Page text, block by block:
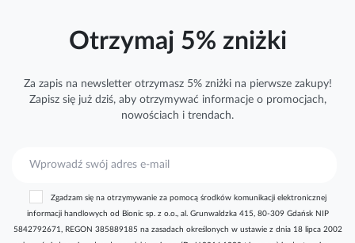
Otrzymaj 5% zniżki
Za zapis na newsletter otrzymasz 5% zniżki na pierwsze zakupy!
Zapisz się już dziś, aby otrzymywać informacjeo promocjach,
nowościach i trendach.
r
Zgadzam się na otrzymywanie za pomocą środków komunikacji elektronicznej
informacji handlowych od Bionic sp. z o.o., al. Grunwaldzka 415, 80-309 Gdańsk NIP
5842792671, REGON 385889185 na zasadach określonych w ustawie z dnia 18 lipca 2002